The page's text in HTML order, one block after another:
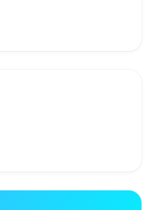
asistenții